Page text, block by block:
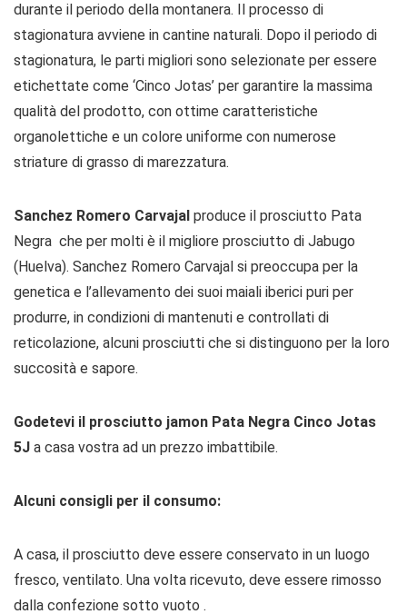
durante il periodo della montanera. Il processo di
stagionatura avviene in cantine naturali. Dopo il periodo di
stagionatura, le parti migliori sono selezionate per essere
etichettate come ‘Cinco Jotas’ per garantire la massima
qualità del prodotto, con ottime caratteristiche
organolettiche e un colore uniforme con numerose
striature di grasso di marezzatura.
Sanchez Romero Carvajal produce il prosciutto Pata
Negra che per molti è il migliore prosciutto di Jabugo
(Huelva). Sanchez Romero Carvajal si preoccupa per la
genetica e l’allevamento dei suoi maiali iberici puri per
produrre, in condizioni di mantenuti e controllati di
reticolazione, alcuni prosciutti che si distinguono per la loro
succosità e sapore.
Godetevi il prosciutto jamon Pata Negra Cinco Jotas
5J a casa vostra ad un prezzo imbattibile.
Alcuni consigli per il consumo:
A casa, il prosciutto deve essere conservato in un luogo
fresco, ventilato. Una volta ricevuto, deve essere rimosso
dalla confezione sotto vuoto .